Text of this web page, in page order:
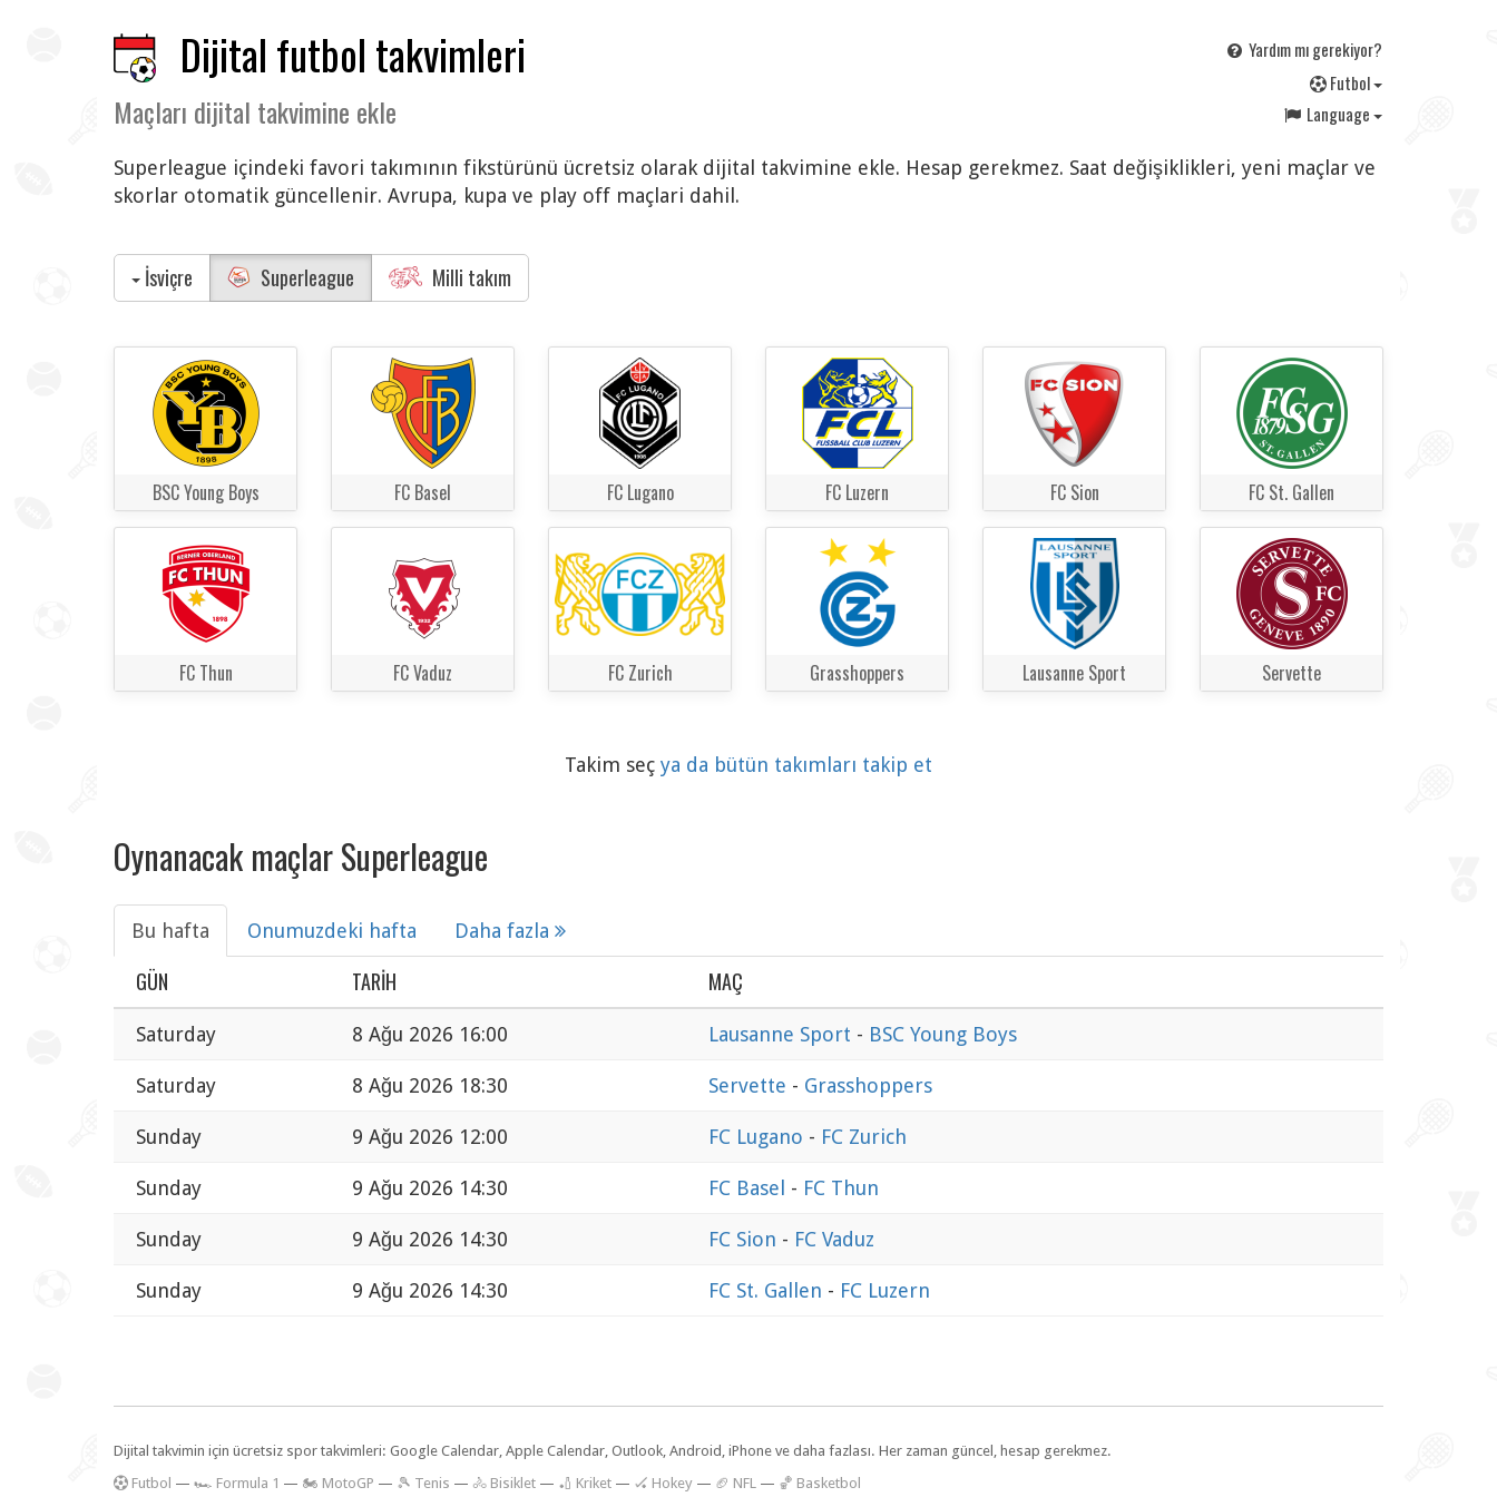
Dijital futbol takvimleri
Maçları dijital takvimine ekle
Yardım mı gerekiyor?
Futbol
Language
Superleague içindeki favori takımının fikstürünü ücretsiz olarak dijital takvimine ekle. Hesap gerekmez. Saat değişiklikleri, yeni maçlar ve
skorlar otomatik güncellenir. Avrupa, kupa ve play off maçlari dahil.
İsviçre Superleague Milli takım
BSC Young Boys FC Basel FC Lugano FC Luzern FC Sion FC St. Gallen
FC Thun FC Vaduz FC Zurich Grasshoppers Lausanne Sport Servette
Takim seç ya da bütün takımları takip et
Oynanacak maçlar Superleague
Bu hafta Onumuzdeki hafta Daha fazla
GÜN TARIH MAÇ
Saturday 8 Ağu 2026 16:00 Lausanne Sport - BSC Young Boys
Saturday 8 Ağu 2026 18:30 Servette - Grasshoppers
Sunday 9 Ağu 2026 12:00 FC Lugano - FC Zurich
Sunday 9 Ağu 2026 14:30 FC Basel - FC Thun
Sunday 9 Ağu 2026 14:30 FC Sion - FC Vaduz
Sunday 9 Ağu 2026 14:30 FC St. Gallen - FC Luzern
Dijital takvimin için ücretsiz spor takvimleri: Google Calendar, Apple Calendar, Outlook, Android, iPhone ve daha fazlası. Her zaman güncel, hesap gerekmez.
Futbol — 🏎️ Formula 1 — 🏍 MotoGP — 🎾 Tenis — 🚴 Bisiklet — 🏏 Kriket — 🏑 Hokey — 🏈 NFL — 🏀 Basketbol